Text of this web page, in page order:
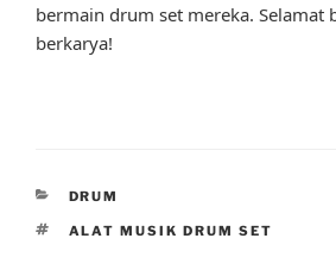
bermain drum set mereka. Selamat
berkarya!
CATEGORIES
DRUM
TAGS
ALAT MUSIK DRUM SET